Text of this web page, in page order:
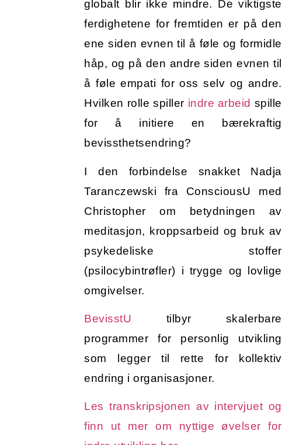
globalt blir ikke mindre. De viktigste
ferdighetene for fremtiden er på den
ene siden evnen til å føle og formidle
håp, og på den andre siden evnen til
å føle empati for oss selv og andre.
Hvilken rolle spiller indre arbeid spille
for å initiere en bærekraftig
bevissthetsendring?
I den forbindelse snakket Nadja
Taranczewski fra ConsciousU med
Christopher om betydningen av
meditasjon, kroppsarbeid og bruk av
psykedeliske stoffer
(psilocybintrøfler) i trygge og lovlige
omgivelser.
BevisstU tilbyr skalerbare
programmer for personlig utvikling
som legger til rette for kollektiv
endring i organisasjoner.
Les transkripsjonen av intervjuet og
finn ut mer om nyttige øvelser for